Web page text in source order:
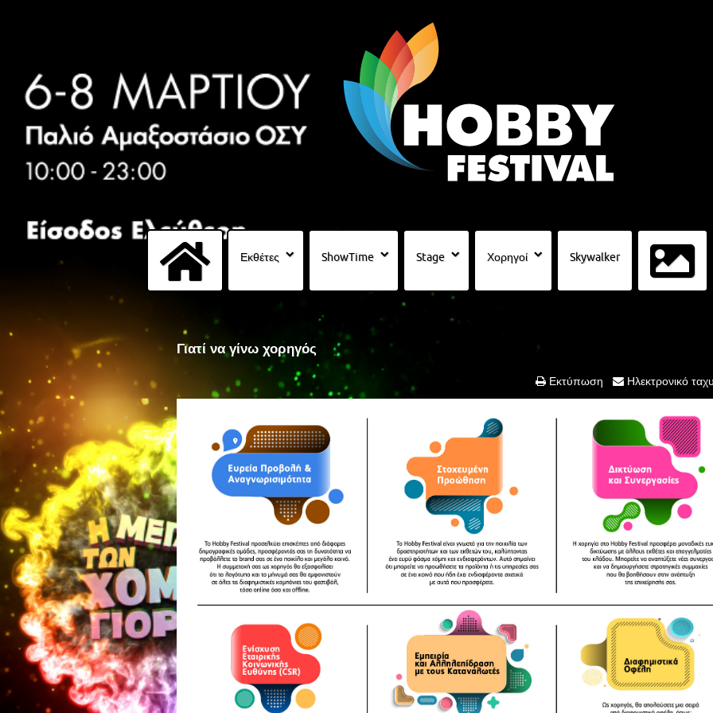
Εκθέτες ShowTime Stage Χορηγοί Skywalker
Γιατί να γίνω χορηγός
Εκτύπωση Ηλεκτρονικό